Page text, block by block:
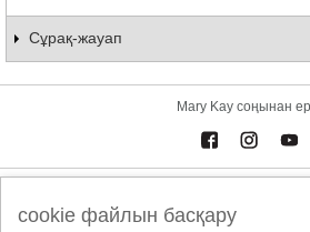
Сұрақ-жауап
Mary Kay соңынан
cookie файлын басқару